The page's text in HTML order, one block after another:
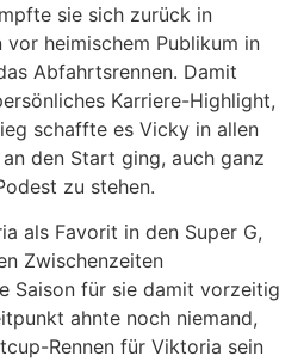
sie sich zurück in
heimischem Publikum in
Abfahrtsrennen. Damit
Karriere-Highlight,
schaffte es Vicky in allen
den Start ging, auch ganz
zu stehen.
als Favorit in den Super G,
Zwischenzeiten
Saison für sie damit vorzeitig
ahnte noch niemand,
Rennen für Viktoria sein